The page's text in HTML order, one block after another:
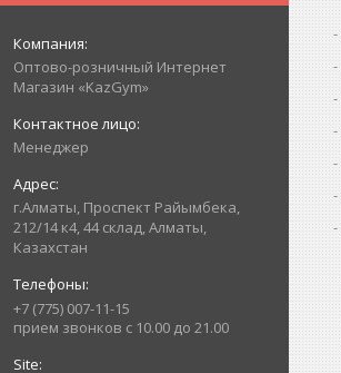
Оптово-розничный Интернет
Магазин «KazGym»
Менеджер
г.Алматы, Проспект Райымбека,
212/14 к4, 44 склад, Алматы,
Казахстан
+7 (775) 007-11-15
прием звонков с 10.00 до 21.00